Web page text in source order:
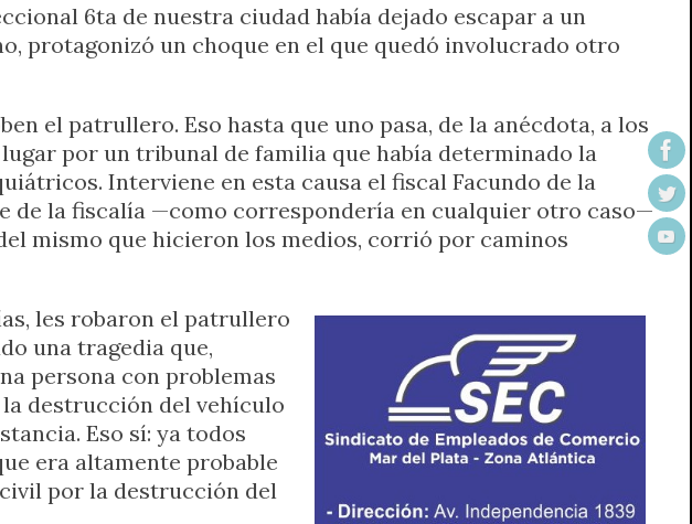
6ta de nuestra ciudad había dejado escapar a un
protagonizó un choque en el que quedó involucrado otro
el patrullero. Eso hasta que uno pasa, de la anécdota, a los
por un tribunal de familia que había determinado la
Interviene en esta causa el fiscal Facundo de la
de la fiscalía —como correspondería en cualquier otro caso—
mismo que hicieron los medios, corrió por caminos
les robaron el patrullero
una tragedia que,
persona con problemas
destrucción del vehículo
Eso sí: ya todos
era altamente probable
por la destrucción del